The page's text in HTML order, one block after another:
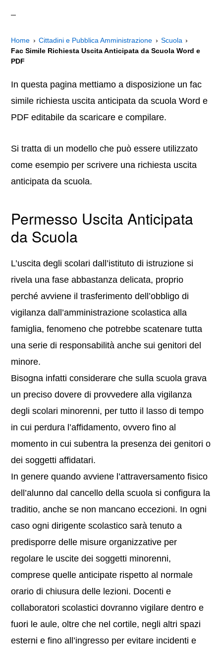
Home Cittadini e Pubblica Amministrazione
Scuola
Fac Simile Richiesta Uscita Anticipata da Scuola Word e
PDF
In questa pagina mettiamo a disposizione un fac
simile richiesta uscita anticipata da scuola Word e
PDF editabile da scaricare e compilare.
Si tratta di un modello che può essere utilizzato
come esempio per scrivere una richiesta uscita
anticipata da scuola.
Permesso Uscita Anticipata
da Scuola
L’uscita degli scolari dall’istituto di istruzione si
rivela una fase abbastanza delicata, proprio
perché avviene il trasferimento dell’obbligo di
vigilanza dall’amministrazione scolastica alla
famiglia, fenomeno che potrebbe scatenare tutta
una serie di responsabilità anche sui genitori del
minore.
Bisogna infatti considerare che sulla scuola grava
un preciso dovere di provvedere alla vigilanza
degli scolari minorenni, per tutto il lasso di tempo
in cui perdura l’affidamento, ovvero fino al
momento in cui subentra la presenza dei genitori o
dei soggetti affidatari.
In genere quando avviene l’attraversamento fisico
dell’alunno dal cancello della scuola si configura la
traditio, anche se non mancano eccezioni. In ogni
caso ogni dirigente scolastico sarà tenuto a
predisporre delle misure organizzative per
regolare le uscite dei soggetti minorenni,
comprese quelle anticipate rispetto al normale
orario di chiusura delle lezioni. Docenti e
collaboratori scolastici dovranno vigilare dentro e
fuori le aule, oltre che nel cortile, negli altri spazi
esterni e fino all’ingresso per evitare incidenti e